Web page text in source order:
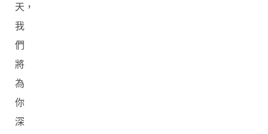
天，
我
們
將
為
你
深